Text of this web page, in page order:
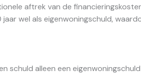
aftrek van de
wel als eigenwoningschuld,
schuld alleen een